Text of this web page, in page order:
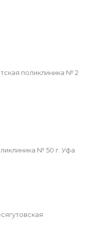
поликлиника № 2
№ 50 г. Уфа